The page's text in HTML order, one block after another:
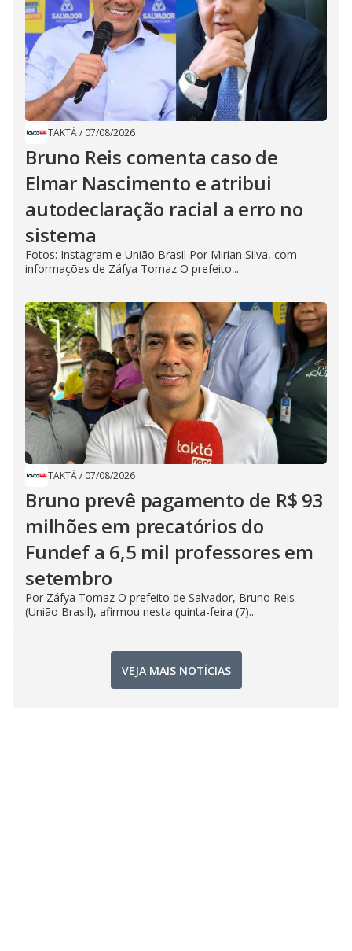
TAKTÁ/ 07/08/2026
Bruno Reis comenta caso de
Elmar Nascimento e atribui
autodeclaração racial a erro no
sistema
Fotos: Instagram e União Brasil Por Mirian Silva, com
informações de Záfya Tomaz O prefeito...
TAKTÁ/ 07/08/2026
Bruno prevê pagamento de R$ 93
milhões em precatórios do
Fundef a 6,5 mil professores em
setembro
Por Záfya Tomaz O prefeito de Salvador, Bruno Reis
(União Brasil), afirmou nesta quinta-feira (7)...
VEJA MAIS NOTÍCIAS